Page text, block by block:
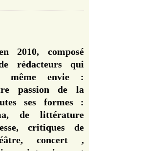
2010, composé
rédacteurs qui
envie :
passion de la
ses formes :
de littérature
critiques de
concert ,